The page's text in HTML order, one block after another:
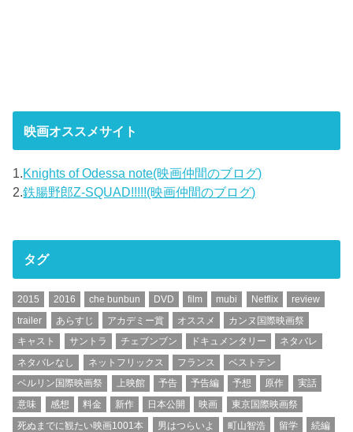
映画オススメサイト
1. Knights of Odessa note(映画仲間のブログ)
2.鉄腸野郎Z-SQUAD!!!!!(映画仲間のブログ)
タグ
2015 2016 che bunbun DVD film mubi Netflix
review
trailer
あらすじ アカデミー賞 オススメ
カンヌ国際映画祭
キャスト
サントラ チェブンブン ドキュメンタリー
ネタバレ
ネタバレなし
ネットフリックス フランス
ベストテン
ベルリン国際映画祭
上映館 予告 予告編 予想 原作
実話
意味
感想 料金 新作 日本公開 映画
東京国際映画祭
死ぬまでに観たい映画1001本
男はつらいよ 町山智浩 留学 続編